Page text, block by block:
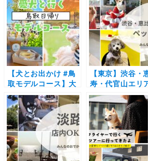
で | 愛犬と夏を感じ
よう！
体験・観光・お
物を満喫しよう
琶湖のレジャー
場施設も紹介
【犬とお出かけ #鳥
取モデルコース】大
自然やグルメを大満
喫プラン！大山まき
ばみるくの里～
MR.BURGER～だい
せん高原 豪円山ロッ
ジ～MOUNTAIN
HUT
【東京】渋谷・
寿・代官山エリ
あるペット可カ
ェ・レストラン
選！実際のおで
レポ付き